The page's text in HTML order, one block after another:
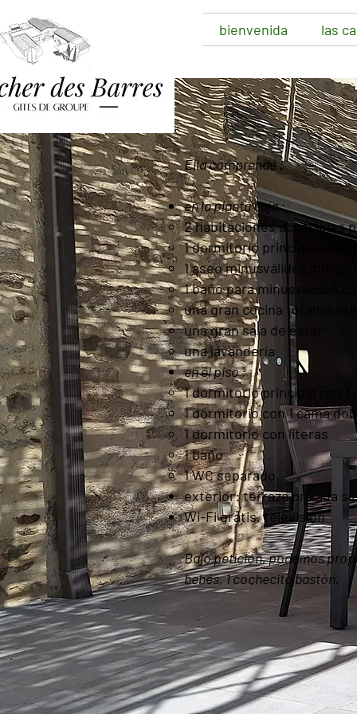
bienvenida las
Ella comprende :
en la planta baja :
2 habitaciones accesibles
1 dormitorio principal con 1
1 aseo minusválidos
1 baño para minusválidos
una gran cocina
una gran sala de estar
una lavandería
en el piso :
1 dormitorio principal con 1
1 dormitorio con 1 cama
1 dormitorio con literas
1 baño
1 WC separado
exterior: terraza privada
Wi-Fi gratis, televisión
Bajo petición, podemos
bebés, 1 cochecito bastón.